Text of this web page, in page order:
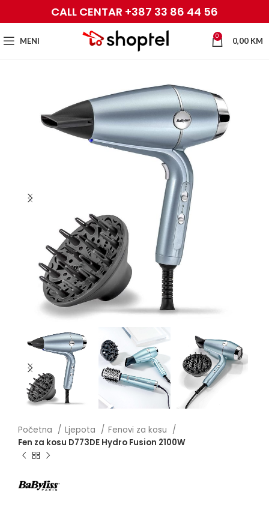
CALL CENTAR +387 33 86 44 56
MENI 0 0,00 KM
Početna Ljepota
Fenovi za kosu
Fen za kosu D773DE Hydro Fusion 2100W